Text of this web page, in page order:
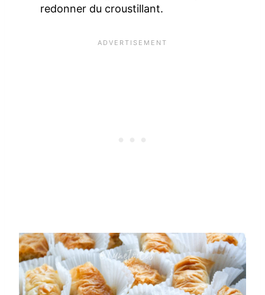
redonner du croustillant.